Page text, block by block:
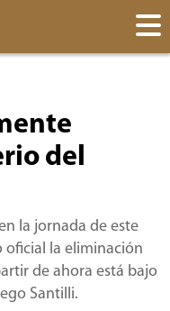
del
la jornada de este
oficial la eliminación
de ahora está bajo
Santilli.